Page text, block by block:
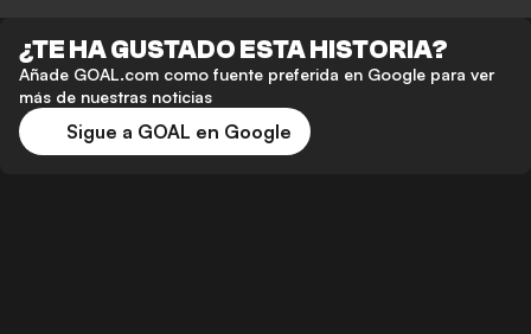
¿TE HA GUSTADO ESTA HISTORIA?
Añade GOAL.com como fuente preferida en Google para ver
más de nuestras noticias
Sigue a GOAL en Google